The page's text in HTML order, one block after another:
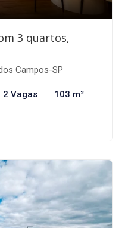
3 quartos,
Campos-SP
2 Vagas 103 m²